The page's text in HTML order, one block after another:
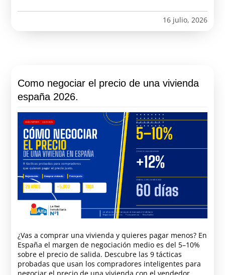
16 julio, 2026
Como negociar el precio de una vivienda
españa 2026.
¿Vas a comprar una vivienda y quieres pagar menos? En
España el margen de negociación medio es del 5–10%
sobre el precio de salida. Descubre las 9 tácticas
probadas que usan los compradores inteligentes para